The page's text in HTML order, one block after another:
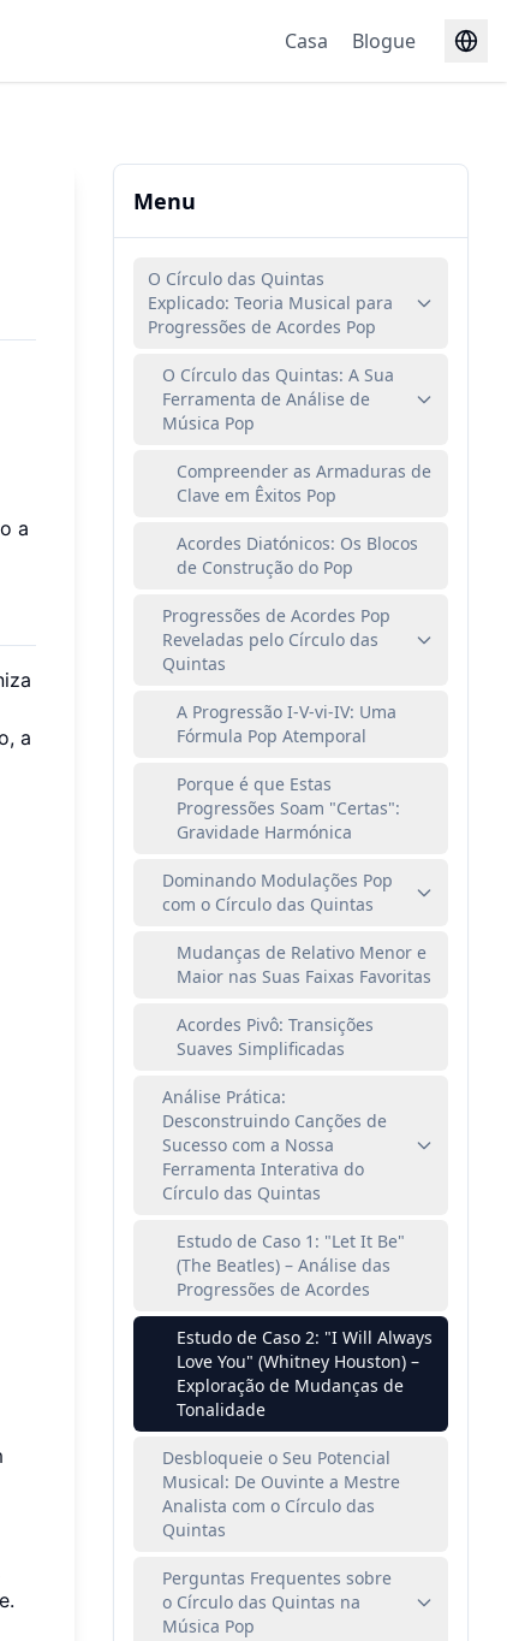
Casa Blogue
a
a
Menu
O Círculo das Quintas
Explicado: Teoria Musical para
Progressões de Acordes Pop
O Círculo das Quintas: A Sua
Ferramenta de Análise de
Música Pop
Compreender as Armaduras de
Clave em Êxitos Pop
Acordes Diatónicos: Os Blocos
de Construção do Pop
Progressões de Acordes Pop
Reveladas pelo Círculo das
Quintas
A Progressão I-V-vi-IV: Uma
Fórmula Pop Atemporal
Porque é que Estas
Progressões Soam "Certas":
Gravidade Harmónica
Dominando Modulações Pop
com o Círculo das Quintas
Mudanças de Relativo Menor e
Maior nas Suas Faixas Favoritas
Acordes Pivô: Transições
Suaves Simplificadas
Análise Prática:
Desconstruindo Canções de
Sucesso com a Nossa
Ferramenta Interativa do
Círculo das Quintas
Estudo de Caso 1: "Let It Be"
(The Beatles) – Análise das
Progressões de Acordes
Estudo de Caso 2: "I Will Always
Love You" (Whitney Houston) –
Exploração de Mudanças de
Tonalidade
Desbloqueie o Seu Potencial
Musical: De Ouvinte a Mestre
Analista com o Círculo das
Quintas
Perguntas Frequentes sobre
o Círculo das Quintas na
Música Pop